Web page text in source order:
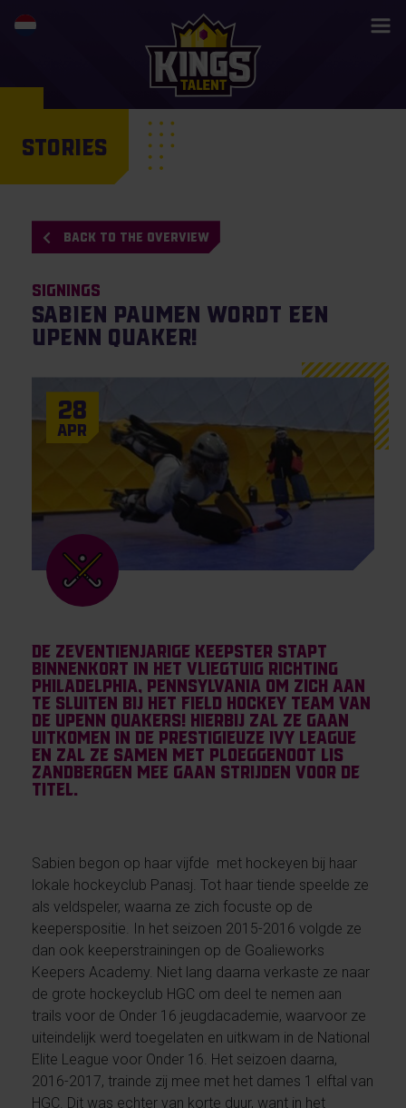
STORIES
BACK TO THE OVERVIEW
Signings
Sabien Paumen wordt een
UPenn Quaker!
28
Apr
De zeventienjarige keepster stapt
binnenkort in het vliegtuig richting
Philadelphia, Pennsylvania om zich aan
te sluiten bij het field hockey team van
de UPenn Quakers! Hierbij zal ze gaan
uitkomen in de prestigieuze Ivy League
en zal ze samen met ploeggenoot Lis
Zandbergen mee gaan strijden voor de
titel.
Sabien begon op haar vijfde met hockeyen bij haar
lokale hockeyclub Panasj. Tot haar tiende speelde ze
als veldspeler, waarna ze zich focuste op de
keeperspositie. In het seizoen 2015-2016 volgde ze
dan ook keeperstrainingen op de Goalieworks
Keepers Academy. Niet lang daarna verkaste ze naar
de grote hockeyclub HGC om deel te nemen aan
trails voor de Onder 16 jeugdacademie, waarvoor ze
uiteindelijk werd toegelaten en uitkwam in de National
Elite League voor Onder 16. Het seizoen daarna,
2016-2017, trainde zij mee met het dames 1 elftal van
HGC. Dit was echter van korte duur, want in het